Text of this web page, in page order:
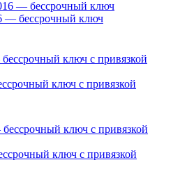
— бессрочный ключ
ключ с привязкой
ключ с привязкой